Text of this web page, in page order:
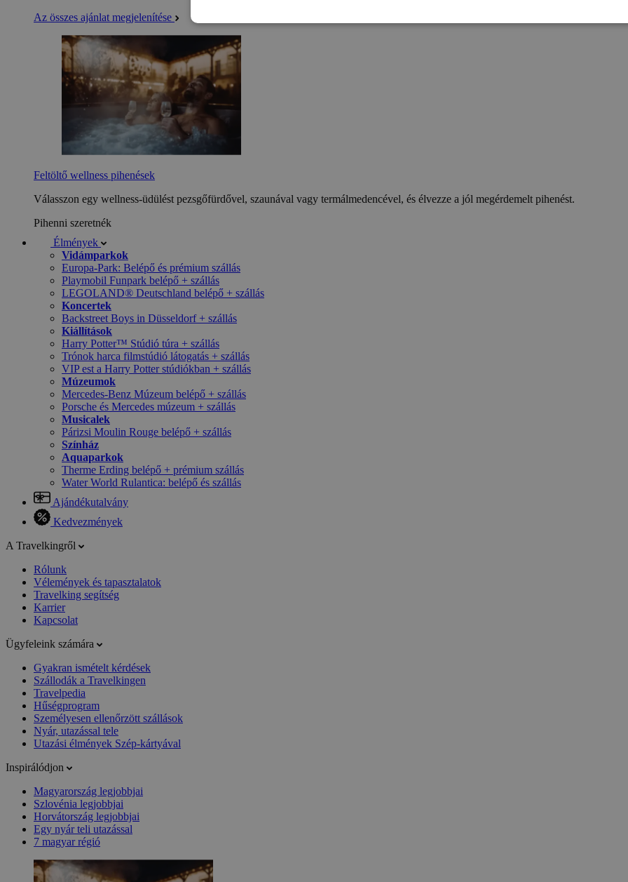
Az összes ajánlat megjelenítése
Feltöltő wellness pihenések
Válasszon egy wellness-üdülést pezsgőfürdővel, szaunával vagy termálmedencével, és élvezze a jól megérdemelt pihenést.
Pihenni szeretnék
Élmények
Vidámparkok
Europa-Park: Belépő és prémium szállás
Playmobil Funpark belépő + szállás
LEGOLAND® Deutschland belépő + szállás
Koncertek
Backstreet Boys in Düsseldorf + szállás
Kiállítások
Harry Potter™ Stúdió túra + szállás
Trónok harca filmstúdió látogatás + szállás
VIP est a Harry Potter stúdiókban + szállás
Múzeumok
Mercedes-Benz Múzeum belépő + szállás
Porsche és Mercedes múzeum + szállás
Musicalek
Párizsi Moulin Rouge belépő + szállás
Színház
Aquaparkok
Therme Erding belépő + prémium szállás
Water World Rulantica: belépő és szállás
Ajándékutalvány
Kedvezmények
A Travelkingről
Rólunk
Vélemények és tapasztalatok
Travelking segítség
Karrier
Kapcsolat
Ügyfeleink számára
Gyakran ismételt kérdések
Szállodák a Travelkingen
Travelpedia
Hűségprogram
Személyesen ellenőrzött szállások
Nyár, utazással tele
Utazási élmények Szép-kártyával
Inspirálódjon
Magyarország legjobbjai
Szlovénia legjobbjai
Horvátország legjobbjai
Egy nyár teli utazással
7 magyar régió